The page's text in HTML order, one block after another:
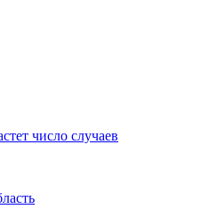
число случаев